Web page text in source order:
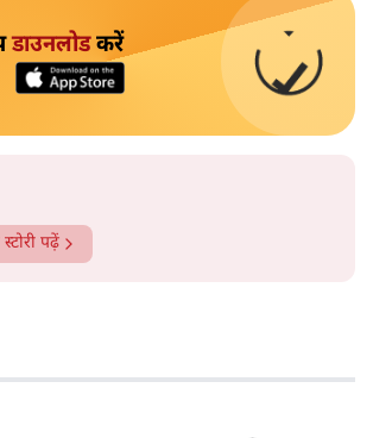
डाउनलोडकरें
पढ़ें